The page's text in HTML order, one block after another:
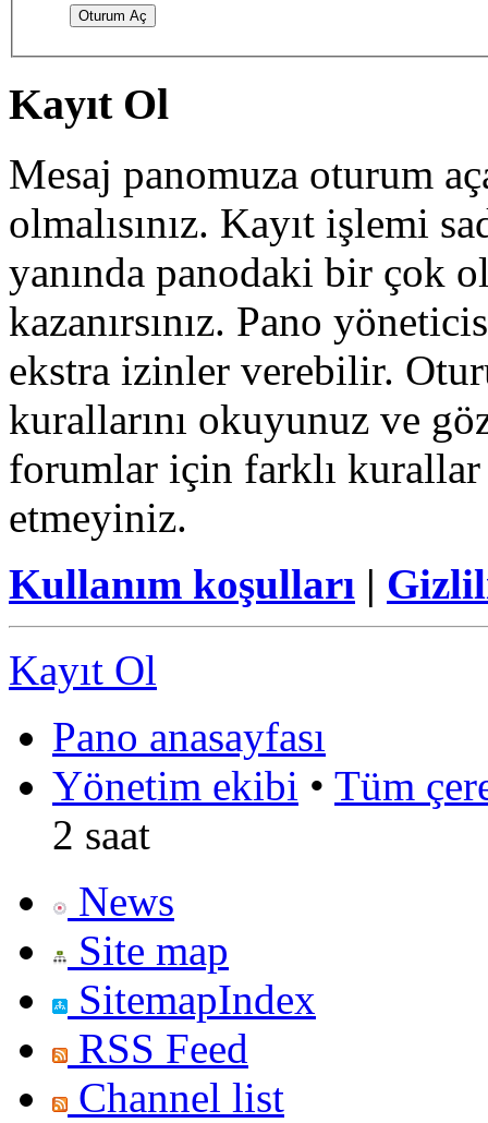
Kayıt Ol
Mesaj panomuza oturum
olmalısınız. Kayıt işlemi
yanında panodaki bir çok
kazanırsınız. Pano
ekstra izinler verebilir.
kurallarını okuyunuz ve
forumlar için farklı kurallar
etmeyiniz.
Kullanım koşulları |
Kayıt Ol
Pano anasayfası
Yönetim ekibi • Tüm
2 saat
News
Site map
SitemapIndex
RSS Feed
Channel list